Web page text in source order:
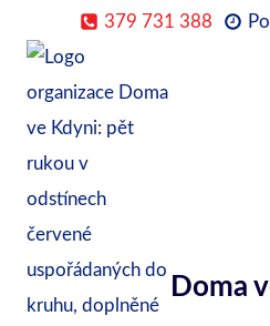
obsah
379 731 388
Doma